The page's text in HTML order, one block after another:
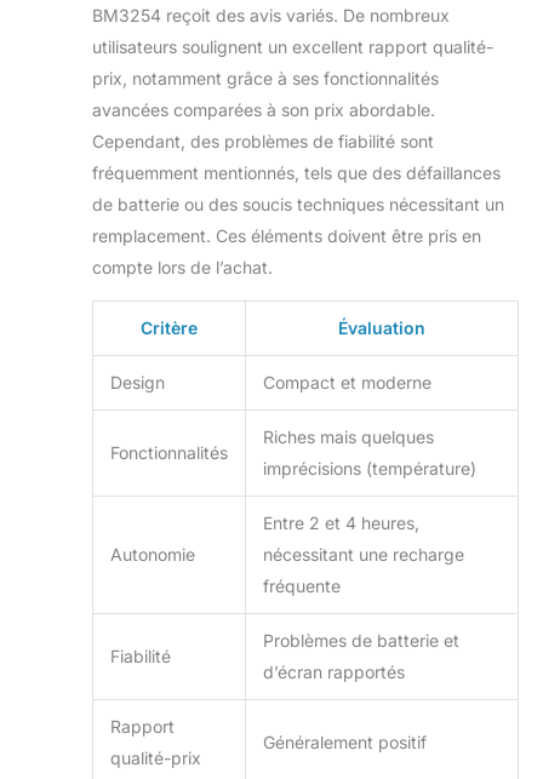
sécurisée et
interphone]- Ce
babyphone vidéo
utilise des signaux
cryptés sécurisés
pour coupler et
transmettre les
audio via la
technologie FHSS
confidentialité.
réconforter votre
n'importe quelle
pièce, même si
vous ne pouvez
pas vous rendre sur
place
vous pouvez quand
bébé avec votre
voix.
BM3254 reçoit des avis variés. De nombreux
utilisateurs soulignent un excellent rapport qualité-
prix, notamment grâce à ses fonctionnalités
avancées comparées à son prix abordable.
Cependant, des problèmes de fiabilité sont
fréquemment mentionnés, tels que des défaillances
de batterie ou des soucis techniques nécessitant un
remplacement. Ces éléments doivent être pris en
compte lors de l’achat.
Critère Évaluation
Design Compact et moderne
Fonctionnalités
Riches mais quelques
imprécisions (température)
Autonomie
Entre 2 et 4 heures,
nécessitant une recharge
fréquente
Fiabilité
Problèmes de batterie et
d’écran rapportés
Rapport
qualité-prix
Généralement positif